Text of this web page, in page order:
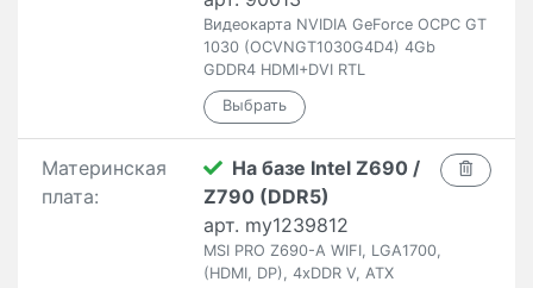
Видеокарта NVIDIA GeForce OCPC GT
1030 (OCVNGT1030G4D4) 4Gb
GDDR4 HDMI+DVI RTL
Материнская
плата:
На базе Intel Z690 /
Z790 (DDR5)
арт. my1239812
MSI PRO Z690-A WIFI, LGA1700,
(HDMI, DP), 4xDDR V, ATX